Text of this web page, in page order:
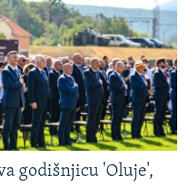
godišnjicu 'Oluje',